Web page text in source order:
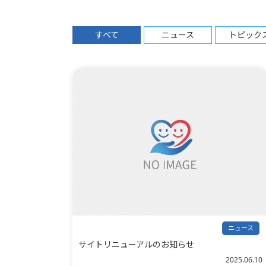
すべて ニュース トピック
ニュース
サイトリニューアルのお知らせ
2025.06.10